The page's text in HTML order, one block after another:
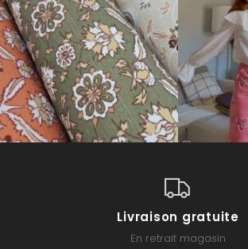
Livraison gratuite
En retrait magasin